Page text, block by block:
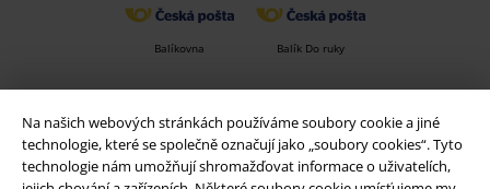
Na našich webových stránkách používáme soubory cookie a jiné
technologie, které se společně označují jako „soubory cookies“. Tyto
technologie nám umožňují shromažďovat informace o uživatelích,
Balíkovna Balík Do ruky
EMP aplikaci
Stáhněte si novou EMP aplikaci zdarma a využijte všechny nové
funkce a výhody!